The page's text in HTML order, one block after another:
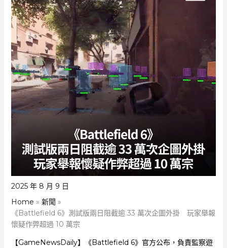
2025 年 8 月 9 日
Home
新聞
《Battlefield 6》測試版兩日阻截逾 33 萬次企圖外掛 玩家舉報
懷疑作弊超過 10 萬宗
【GameNewsDaily】《Battlefield 6》官方公布，負責監察遊